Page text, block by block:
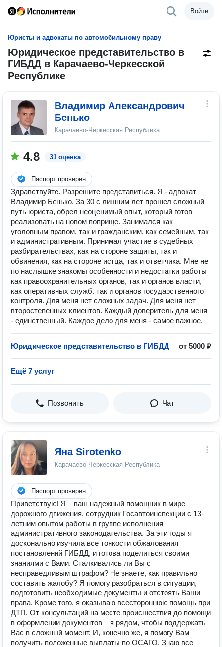
Войти
Юристы и адвокаты по автомобильному праву
Юридическое представительство в
ГИБДД в Карачаево-Черкесской
Республике
Владимир Александрович
Бенько
Карачаево-Черкесская Республика
4.8 31 оценка
Паспорт проверен
Здравствуйте. Разрешите представиться. Я - адвокат
Владимир Бенько. За 30 с лишним лет прошел сложный
путь юриста, обрел неоценимый опыт, который готов
реализовать на новом поприще. Занимался как
уголовным правом, так и гражданским, как семейным, так
и административным. Принимал участие в судебных
разбирательствах, как на стороне защиты, так и
обвинения, как на стороне истца, так и ответчика. Мне не
по наслышке знакомы особенности и недостатки работы
как правоохранительных органов, так и органов власти,
как оперативных служб, так и органов государственного
контроля. Для меня нет сложных задач. Для меня нет
второстепенных клиентов. Каждый доверитель для меня
- единственный. Каждое дело для меня - самое важное.
Юридическое представительство в ГИБДД от 5000 ₽
Ещё 7 услуг
Позвонить Чат
Яна Sirotenko
Карачаево-Черкесская Республика
Паспорт проверен
Приветствую! Я – ваш надежный помощник в мире
дорожного движения, сотрудник Госавтоинспекции с 13-
летним опытом работы в группе исполнения
административного законодательства. За эти годы я
досконально изучила все тонкости обжалования
постановлений ГИБДД, и готова поделиться своими
знаниями с Вами. Сталкивались ли Вы с
несправедливым штрафом? Не знаете, как правильно
составить жалобу? Я помогу разобраться в ситуации,
подготовить необходимые документы и отстоять Ваши
права. Кроме того, я оказываю всестороннюю помощь при
ДТП. От консультаций на месте происшествия до помощи
в оформлении документов – я рядом, чтобы поддержать
Вас в сложный момент. И, конечно же, я помогу Вам
получить положенные выплаты по ОСАГО. Знаю все